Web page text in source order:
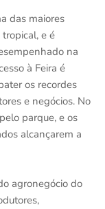
das maiores
e é
na
à Feira é
os recordes
e negócios. No
parque, e os
alcançarem a
agronegócio do